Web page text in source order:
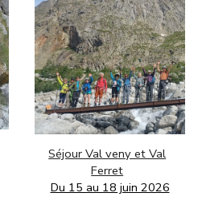
Séjour Val veny et Val
Ferret
Du 15 au 18 juin 2026